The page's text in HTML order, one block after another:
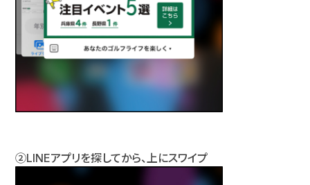
②LINEアプリを探してから、上にスワイプ